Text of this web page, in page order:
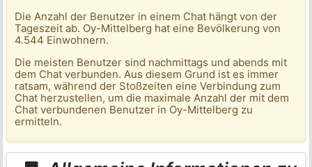
Die Anzahl der Benutzer in einem Chat hängt von der
Tageszeit ab. Oy-Mittelberg hat eine Bevölkerung von
4.544 Einwohnern.
Die meisten Benutzer sind nachmittags und abends mit
dem Chat verbunden. Aus diesem Grund ist es immer
ratsam, während der Stoßzeiten eine Verbindung zum
Chat herzustellen, um die maximale Anzahl der mit dem
Chat verbundenen Benutzer in Oy-Mittelberg zu
ermitteln.